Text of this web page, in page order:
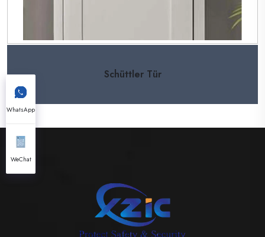
Schüttler Tür
WhatsApp
WeChat